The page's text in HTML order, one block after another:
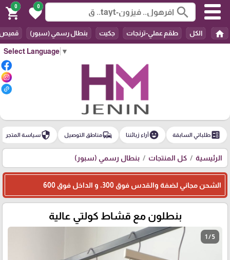
Select Language ▼
search
0
favorite
0
shopping_cart
home الكل طقم عملي-ترنجات جكيت بنطال رسمي (سبور)
ballotطلباتي السابقة emoji_emotionsآراء زبائننا commuteمناطق التوصيل securityسياسة المتجر
الرئيسية كل المنتجات بنطال رسمي (سبور)
الشحن مجاني لضفة والقدس فوق 300، و الداخل فوق 600
بنطلون مع قشاط كولتي عالية
1 / 5